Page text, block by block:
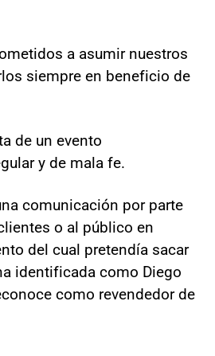
a asumir nuestros
siempre en beneficio de
de un evento
y de mala fe.
comunicación por parte
o al público en
del cual pretendía sacar
identificada como Diego
como revendedor de